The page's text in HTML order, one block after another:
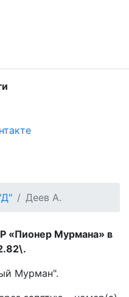
Деев А.
«Пионер Мурмана» в
Мурман".